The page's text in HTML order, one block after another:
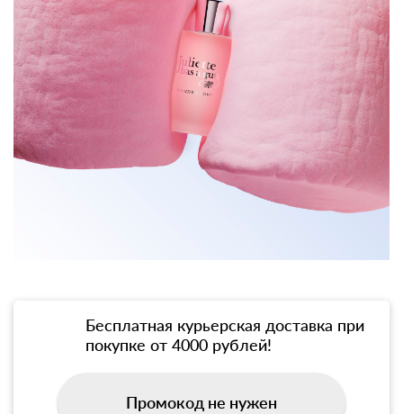
Бесплатная курьерская доставка при
покупке от 4000 рублей!
Промокод не нужен